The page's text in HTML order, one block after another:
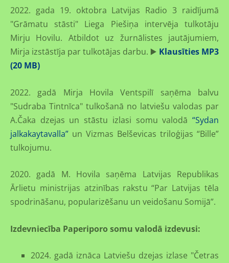
2022. gada 19. oktobra Latvijas Radio 3 raidījumā
"Grāmatu stāsti" Liega Piešiņa intervēja tulkotāju
Mirju Hovilu. Atbildot uz žurnālistes jautājumiem,
Mirja izstāstīja par tulkotājas darbu. ▶️ Klausīties MP3
(20 MB)
2022. gadā Mirja Hovila Ventspilī saņēma balvu
"Sudraba Tintnīca" tulkošanā no latviešu valodas par
A.Čaka dzejas un stāstu izlasi somu valodā “Sydan
jalkakaytavalla” un Vizmas Belševicas triloģijas “Bille”
tulkojumu.
2020. gadā M. Hovila saņēma Latvijas Republikas
Ārlietu ministrijas atzinības rakstu “Par Latvijas tēla
spodrināšanu, popularizēšanu un veidošanu Somijā”.
Izdevniecība Paperiporo somu valodā izdevusi:
2024. gadā iznāca Latviešu dzejas izlase "Četras